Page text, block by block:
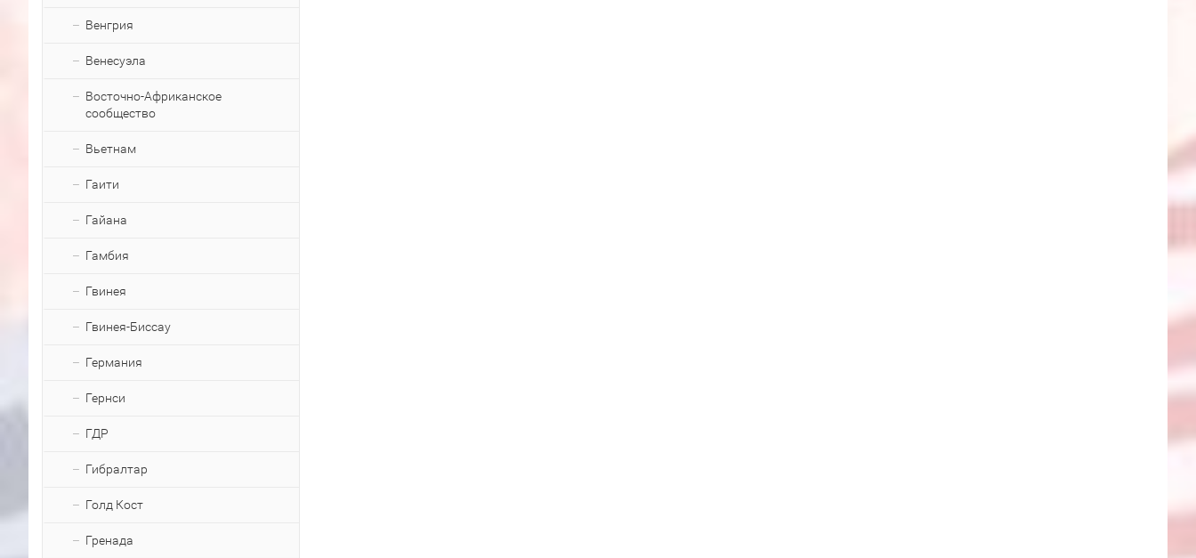
Венгрия
Венесуэла
Восточно-Африканское
сообщество
Вьетнам
Гаити
Гайана
Гамбия
Гвинея
Гвинея-Биссау
Германия
Гернси
ГДР
Гибралтар
Голд Кост
Гренада